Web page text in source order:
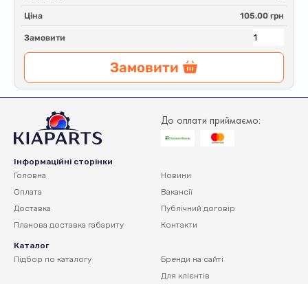
Ціна 105.00 грн
Замовити
Замовити
До оплати приймаємо:
Інформаційні сторінки
Головна
Оплата
Доставка
Планова доставка габариту
Новини
Вакансії
Публічний договір
Контакти
Каталог
Підбор по каталогу
Бренди на сайті
Для клієнтів